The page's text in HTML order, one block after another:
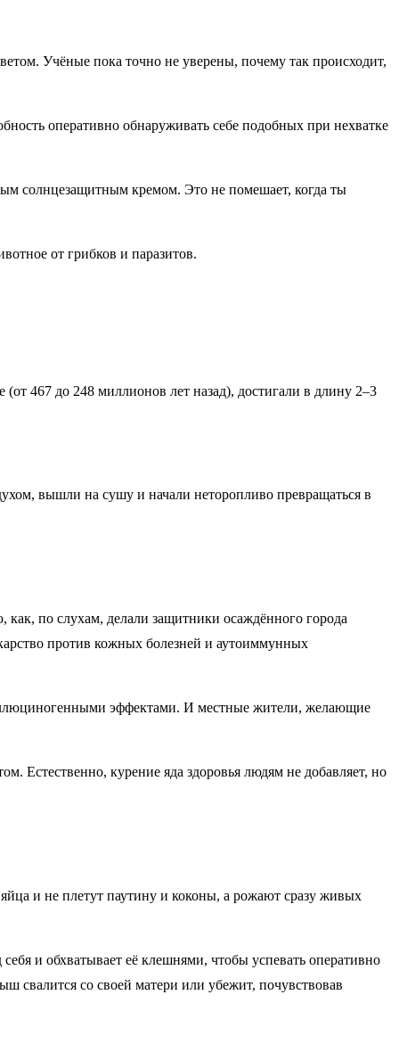
Учёные пока точно не уверены, почему так происходит,
оперативно обнаруживать себе подобных при нехватке
солнцезащитным кремом. Это не помешает, когда ты
от грибков и паразитов.
467 до 248 миллионов лет назад), достигали в длину 2–3
вышли на сушу и начали неторопливо превращаться в
по слухам, делали защитники осаждённого города
против кожных болезней и аутоиммунных
эффектами. И местные жители, желающие
курение яда здоровья людям не добавляет, но
и не плетут паутину и коконы, а рожают сразу живых
и обхватывает её клешнями, чтобы успевать оперативно
свалится со своей матери или убежит, почувствовав